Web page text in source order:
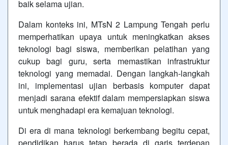
baik selama ujian.
Dalam konteks ini, MTsN 2 Lampung Tengah perlu
memperhatikan upaya untuk meningkatkan akses
teknologi bagi siswa, memberikan pelatihan yang
cukup bagi guru, serta memastikan infrastruktur
teknologi yang memadai. Dengan langkah-langkah
ini, implementasi ujian berbasis komputer dapat
menjadi sarana efektif dalam mempersiapkan siswa
untuk menghadapi era kemajuan teknologi.
Di era di mana teknologi berkembang begitu cepat,
pendidikan harus tetap berada di garis terdepan